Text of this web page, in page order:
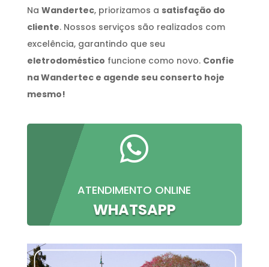
Na Wandertec, priorizamos a satisfação do
cliente. Nossos serviços são realizados com
excelência, garantindo que seu
eletrodoméstico funcione como novo. Confie
na Wandertec e agende seu conserto hoje
mesmo!

ATENDIMENTO ONLINE
WHATSAPP